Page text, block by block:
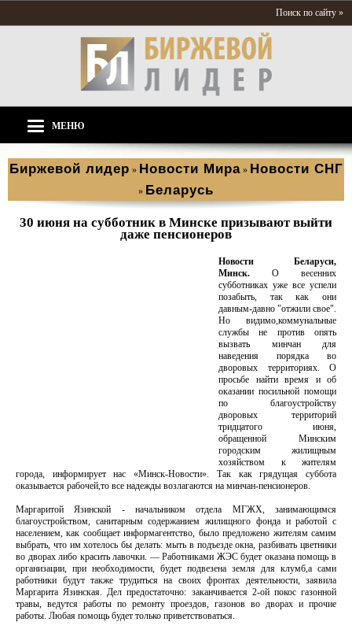
Поиск по сайту »
МЕНЮ
Биржевой лидер » Новости Мира » Новости СНГ
» Беларусь
30 июня на субботник в Минске призывают выйти
даже пенсионеров
Новости Беларуси,
Минск. О весенних
субботниках уже все успели
позабыть, так как они
давным-давно "отжили свое".
Но видимо,коммунальные
службы не против опять
вызвать минчан для
наведения порядка во
дворовых территориях. О
просьбе найти время и об
оказании посильной помощи
по благоустройству
дворовых территорий
тридцатого июня,
обращенной Минским
городским жилищным
хозяйством к жителям
города, информирует нас «Минск-Новости». Так как грядущая суббота
оказывается рабочей,то все надежды возлагаются на минчан-пенсионеров.
Маргаритой Язинской - начальником отдела МГЖХ, занимающимся
благоустройством, санитарным содержанием жилищного фонда и работой с
населением, как сообщает информагентство, было предложено жителям самим
выбрать, что им хотелось бы делать: мыть в подъезде окна, разбивать цветники
во дворах либо красить лавочки. — Работниками ЖЭС будет оказана помощь в
организации, при необходимости, будет подвезена земля для клумб,а сами
работники будут также трудиться на своих фронтах деятельности, заявила
Маргарита Язинская. Дел предостаточно: заканчивается 2-ой покос газонной
травы, ведутся работы по ремонту проездов, газонов во дворах и прочие
работы. Любая помощь будет только приветствоваться.